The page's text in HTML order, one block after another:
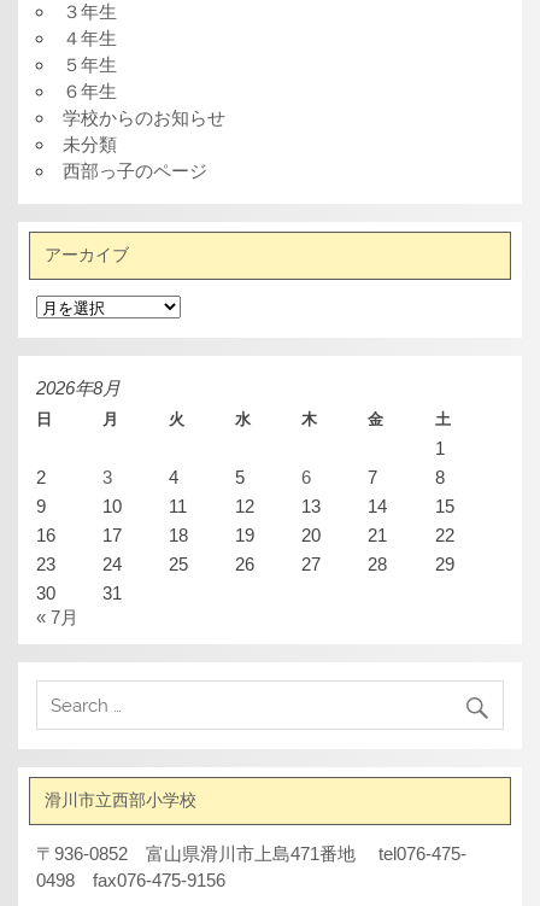
３年生
４年生
５年生
６年生
学校からのお知らせ
未分類
西部っ子のページ
アーカイブ
ア
ー
カ
イ
ブ
2026年8月
日 月 火 水 木 金 土
1
2
3 4 5 6 7
8
9
10 11 12 13 14
15
16
17 18 19 20 21
22
23
24 25 26 27 28
29
30
31
« 7月
滑川市立西部小学校
〒936-0852 富山県滑川市上島471番地 tel076-475-
0498 fax076-475-9156